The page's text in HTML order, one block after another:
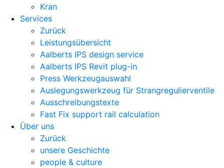
Kran
Services
Zurück
Leistungsübersicht
Aalberts IPS design service
Aalberts IPS Revit plug-in
Press Werkzeugauswahl
Auslegungswerkzeug für Strangregulierventile
Ausschreibungstexte
Fast Fix support rail calculation
Über uns
Zurück
unsere Geschichte
people & culture